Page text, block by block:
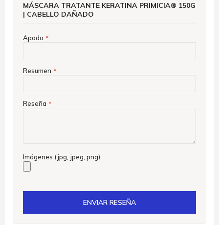
MÁSCARA TRATANTE KERATINA PRIMICIA® 150G
| CABELLO DAÑADO
Apodo
Resumen
Reseña
Imágenes (jpg, jpeg, png)
ENVIAR RESEÑA